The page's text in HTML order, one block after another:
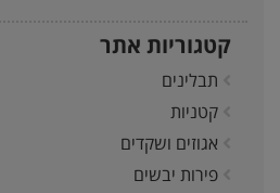
קטגוריות אתר
תבלינים
קטניות
אגוזים ושקדים
פירות יבשים